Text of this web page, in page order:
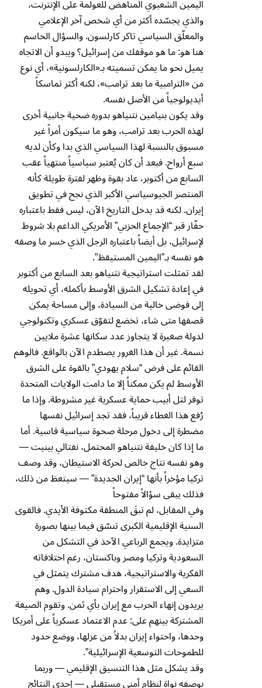
اليمين الشعبوي المناهض للعولمة على الإنترنت،
والذي يجسّده أكثر من أي شخص آخر الإعلامي
والمعلّق السياسي تاكر كارلسون. والسؤال الحاسم
هنا هو: ما هو موقفك من إسرائيل؟ ويبدو أن الاتجاه
يميل نحو ما يمكن تسميته بـ«الكارلسونية»، أي نوع
من «الترامبية ما بعد ترامب»، لكنه أكثر تماسكاً
أيديولوجياً من الأصل نفسه.
وقد يكون بنيامين نتنياهو بدوره ضحية جانبية أخرى
لهذه الحرب بعد ترامب، وهو ما سيكون أمراً غير
مسبوق بالنسبة لهذا السياسي الذي بدا وكأن لديه
سبع أرواح. فبعد أن كان يُعتبر سياسياً منتهياً عقب
السابع من أكتوبر، عاد بقوة وظهر لفترة طويلة كأنه
المنتصر الجيوسياسي الأكبر الذي نجح في تطويق
إيران. لكنه قد يدخل التاريخ الآن، ليس فقط باعتباره
حفّار قبر “الإجماع الحزبي” الأمريكي الداعم بلا شروط
لإسرائيل، بل أيضاً باعتباره الرجل الذي خسر ما وصفه
هو نفسه بـ”اليمين المستيقظ”.
لقد تمثلت استراتيجية نتنياهو بعد السابع من أكتوبر
في إعادة تشكيل الشرق الأوسط بأكمله، أي تحويله
إلى فوضى خالية من السيادة، وإلى مساحة يمكن
قصفها متى شاء، تخضع لتفوّق عسكري وتكنولوجي
لدولة صغيرة لا يتجاوز عدد سكانها عشرة ملايين
نسمة. غير أن هذا الغرور يصطدم الآن بالواقع. فالوهم
القائم على فرض “سلام يهودي” بالقوة على الشرق
الأوسط لم يكن ممكناً إلا ما دامت الولايات المتحدة
توفر لتل أبيب حماية عسكرية غير مشروطة. وإذا ما
رُفع هذا الغطاء قريباً، فقد تجد إسرائيل نفسها
مضطرة إلى دخول مرحلة صحوة سياسية قاسية. أما
ما إذا كان خليفة نتنياهو المحتمل، نفتالي بينيت —
وهو نفسه نتاج خالص لحركة الاستيطان، وقد وصف
تركيا مؤخراً بأنها “إيران الجديدة” — سيتعظ من ذلك،
فذلك يبقى سؤالاً مفتوحاً
وفي المقابل، لم تبقَ المنطقة مكتوفة الأيدي. فالقوى
السنية الإقليمية الكبرى تنسّق فيما بينها بصورة
متزايدة. ويجمع الرباعي الآخذ في التشكل من
السعودية وتركيا ومصر وباكستان، رغم اختلافاته
الفكرية والاستراتيجية، هدف مشترك يتمثل في
السعي إلى الاستقرار واحترام سيادة الدول. وهم
يريدون إنهاء الحرب مع إيران بأي ثمن. وتقوم الصيغة
المشتركة بينهم على: عدم الاعتماد عسكرياً على أمريكا
وحدها، واحتواء إيران بدلاً من عزلها، ووضع حدود
للطموحات التوسعية الإسرائيلية”.
وقد يشكل مثل هذا التنسيق الإقليمي — وربما
بوصفه نواة لنظام أمني مستقبلي — إحدى النتائج